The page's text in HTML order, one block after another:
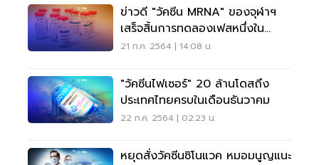
ข่าวดี "วัคซีน MRNA" ของจุฬาฯ
เสร็จสิ้นการทดลองเฟสหนึ่งใน
มนุษย์เดือน ก.ค.
21 ก.ค. 2564 | 14:08 น.
"วัคซีนไฟเซอร์" 20 ล้านโดสถึง
ประเทศไทยครบในเดือนธันวาคม
22 ก.ค. 2564 | 02:23 น.
หยุดสั่งวัคซีนซิโนแวค หมอมนูญแนะ